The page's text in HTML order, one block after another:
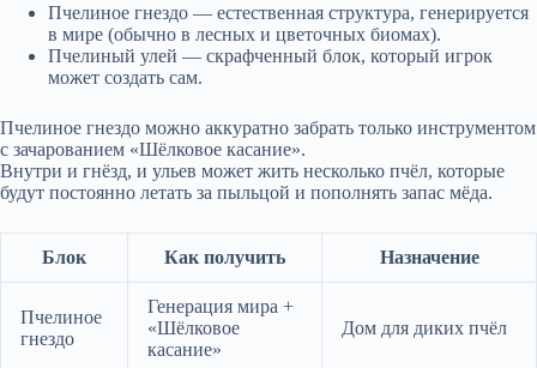
Пчелиное гнездо — естественная структура, генерируется
в мире (обычно в лесных и цветочных биомах).
Пчелиный улей — скрафченный блок, который игрок
может создать сам.
Пчелиное гнездо можно аккуратно забрать только инструментом
с зачарованием «Шёлковое касание».
Внутри и гнёзд, и ульев может жить несколько пчёл, которые
будут постоянно летать за пыльцой и пополнять запас мёда.
Блок Как получить Назначение
Пчелиное
гнездо
Генерация мира +
«Шёлковое
касание»
Дом для диких пчёл